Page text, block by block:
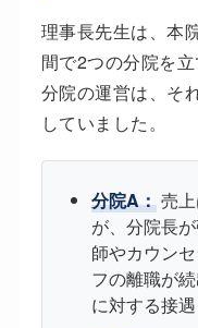
理事長先生は、本
間で2つの分院を
分院の運営は、そ
していました。
分院A：売上
が、分院長
師やカウン
フの離職が
に対する接遇